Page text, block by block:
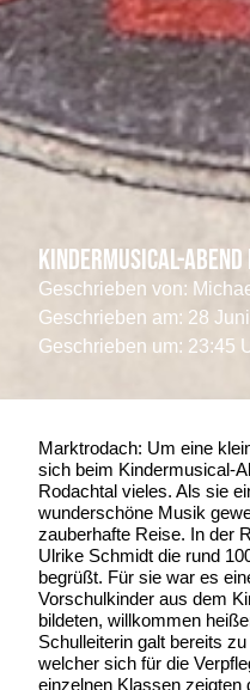
Kindermusical-
Geschrieben von:
Geschrieben am: 28
Geschrieben um: 23:45
Marktrodach: Um eine
sich beim Kindermusical-
Rodachtal vieles. Als sie
wunderschöne Musik
zauberhafte Reise. In der
Ulrike Schmidt die rund
begrüßt. Für sie war es
Vorschulkinder aus dem
bildeten, willkommen
Schulleiterin galt bereits
welcher sich für die
einzelnen Klassen zeigten